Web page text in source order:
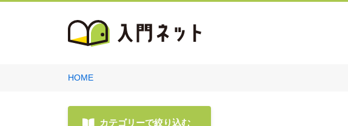
HOME
カテゴリーで絞り込む